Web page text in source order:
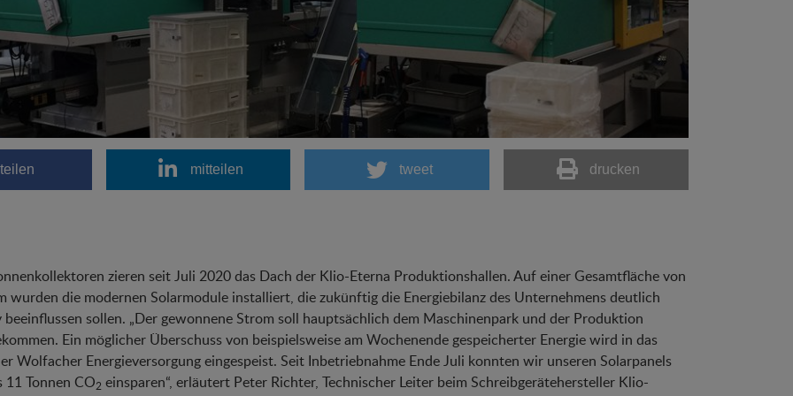
teilen mitteilen tweet drucken
zieren seit Juli 2020 das Dach der Klio-Eterna Produktionshallen. Auf einer Gesamtfläche von
wurden die modernen Solarmodule installiert, die zukünftig die Energiebilanz des Unternehmens deutlich
sollen. „Der gewonnene Strom soll hauptsächlich dem Maschinenpark und der Produktion
Ein möglicher Überschuss von beispielsweise am Wochenende gespeicherter Energie wird in das
Wolfacher Energieversorgung eingespeist. Seit Inbetriebnahme Ende Juli konnten wir unseren Solarpanels
11 Tonnen CO2 einsparen“, erläutert Peter Richter, Technischer Leiter beim Schreibgerätehersteller Klio-